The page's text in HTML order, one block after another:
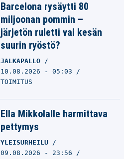
Barcelona rysäytti 80
miljoonan pommin –
järjetön ruletti vai kesän
suurin ryöstö?
JALKAPALLO
10.08.2026 - 05:03
TOIMITUS
Ella Mikkolalle harmittava
pettymys
YLEISURHEILU
09.08.2026 - 23:56